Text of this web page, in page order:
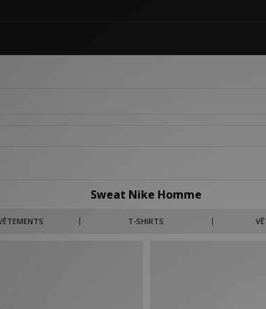
Sweat Nike Homme
T-SHIRTS
être la solution adéquate quand la température est au plus bas.
ou même jaune dans cette collection de Size?. Col relevé ou arrondi,